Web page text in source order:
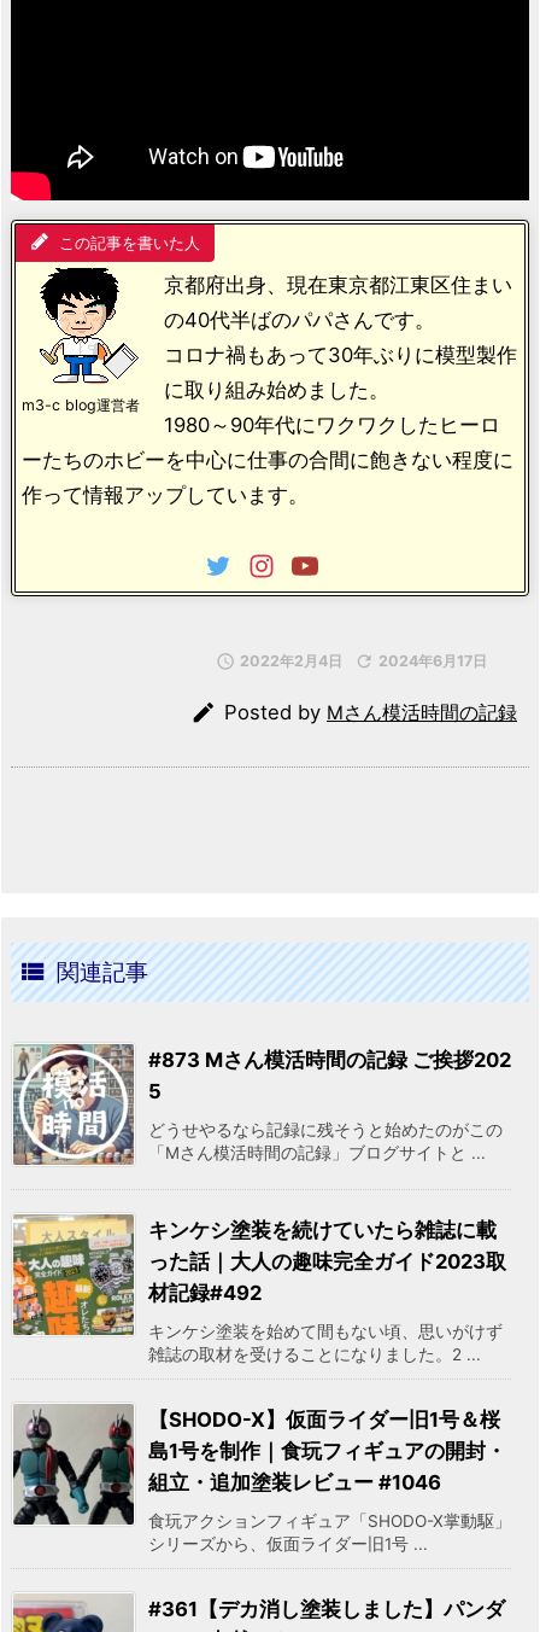
この記事を書いた人
m3-c blog運営者
京都府出身、現在東京都江東区住まい
の40代半ばのパパさんです。
コロナ禍もあって30年ぶりに模型製作
に取り組み始めました。
1980～90年代にワクワクしたヒーロ
ーたちのホビーを中心に仕事の合間に飽きない程度に
作って情報アップしています。
 2022年2月4日  2024年6月17日
 Posted by Mさん模活時間の記録
 関連記事
#873 Mさん模活時間の記録 ご挨拶202
5
どうせやるなら記録に残そうと始めたのがこの
「Mさん模活時間の記録」ブログサイトと ...
キンケシ塗装を続けていたら雑誌に載
った話｜大人の趣味完全ガイド2023取
材記録#492
キンケシ塗装を始めて間もない頃、思いがけず
雑誌の取材を受けることになりました。2 ...
【SHODO-X】仮面ライダー旧1号＆桜
島1号を制作｜食玩フィギュアの開封・
組立・追加塗装レビュー #1046
食玩アクションフィギュア「SHODO-X掌動駆」
シリーズから、仮面ライダー旧1号 ...
#361【デカ消し塗装しました】パンダ